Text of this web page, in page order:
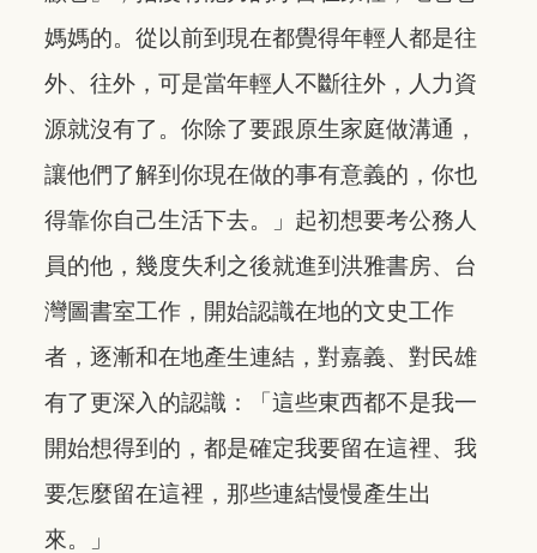
媽媽的。從以前到現在都覺得年輕人都是往
外、往外，可是當年輕人不斷往外，人力資
源就沒有了。你除了要跟原生家庭做溝通，
讓他們了解到你現在做的事有意義的，你也
得靠你自己生活下去。」起初想要考公務人
員的他，幾度失利之後就進到洪雅書房、台
灣圖書室工作，開始認識在地的文史工作
者，逐漸和在地產生連結，對嘉義、對民雄
有了更深入的認識：「這些東西都不是我一
開始想得到的，都是確定我要留在這裡、我
要怎麼留在這裡，那些連結慢慢產生出
來。」